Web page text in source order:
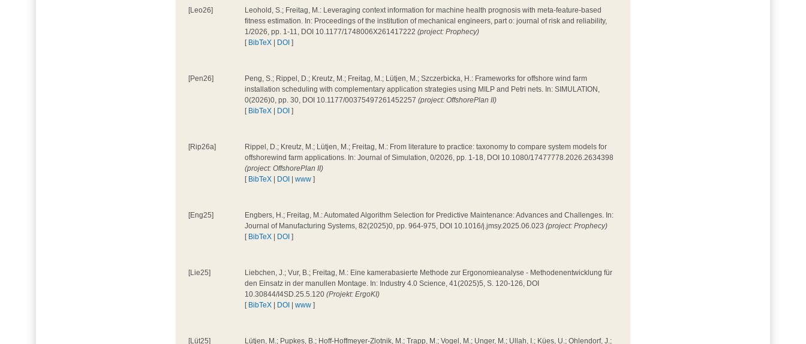
[Leo26]
Leohold, S.; Freitag, M.: Leveraging context information for machine health prognosis with meta-feature-based
fitness estimation. In: Proceedings of the institution of mechanical engineers, part o: journal of risk and reliability,
1/2026, pp. 1-11, DOI 10.1177/1748006X261417222(project: Prophecy)
[ BibTeX DOI ]
[Pen26]
Peng, S.; Rippel, D.; Kreutz, M.; Freitag, M.; Lütjen, M.; Szczerbicka, H.: Frameworks for offshore wind farm
installation scheduling with complementary application strategies using MILP and Petri nets. In: SIMULATION,
0(2026)0, pp. 30, DOI 10.1177/00375497261452257(project: OffshorePlan II)
[ BibTeX DOI ]
[Rip26a]
Rippel, D.; Kreutz, M.; Lütjen, M.; Freitag, M.: From literature to practice: taxonomy to compare system models for
offshorewind farm applications. In: Journal of Simulation, 0/2026, pp. 1-18, DOI 10.1080/17477778.2026.2634398
(project: OffshorePlan II)
[ BibTeX DOI |www ]
[Eng25]
Engbers, H.; Freitag, M.: Automated Algorithm Selection for Predictive Maintenance: Advances and Challenges. In:
Journal of Manufacturing Systems, 82(2025)0, pp. 964-975, DOI 10.1016/j.jmsy.2025.06.023(project: Prophecy)
[ BibTeX DOI ]
[Lie25]
Liebchen, J.; Vur, B.; Freitag, M.: Eine kamerabasierte Methode zur Ergonomieanalyse - Methodenentwicklung für
den Einsatz in der manullen Montage. In: Industry 4.0 Science, 41(2025)5, S. 120-126, DOI
10.30844/I4SD.25.5.120(Projekt: ErgoKI)
[ BibTeX DOI |www ]
[Lüt25]
Lütjen, M.; Pupkes, B.; Hoff-Hoffmeyer-Zlotnik, M.; Trapp, M.; Vogel, M.; Unger, M.; Ullah, I.; Kües, U.; Ohlendorf, J.;